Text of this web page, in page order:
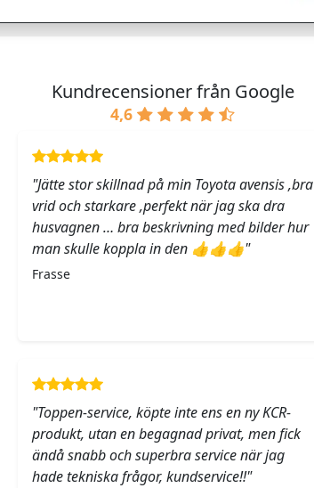
Kundrecensioner från Google
4,6
"Jätte stor skillnad på min Toyota avensis ,bra
vrid och starkare ,perfekt när jag ska dra
husvagnen … bra beskrivning med bilder hur
man skulle koppla in den 👍👍👍"
Frasse
"Toppen-service, köpte inte ens en ny KCR-
produkt, utan en begagnad privat, men fick
ändå snabb och superbra service när jag
hade tekniska frågor, kundservice!!"